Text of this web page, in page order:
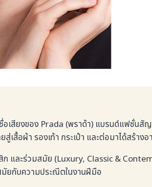
อเสียงของ Prada (พราด้า) แบรนด์แฟชั่น
เสื้อผ้า รองเท้า กระเป๋า และต่อมาได้สร้า
ก และร่วมสมัย (Luxury, Classic &
ยกับความประณีตในงานฝีมือ